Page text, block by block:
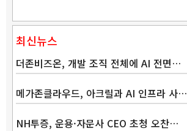
최신뉴스
더존비즈온, 개발 조직 전체에 AI 전면…
메가존클라우드, 아크릴과 AI 인프라 사…
NH투증, 운용·자문사 CEO 초청 오찬…